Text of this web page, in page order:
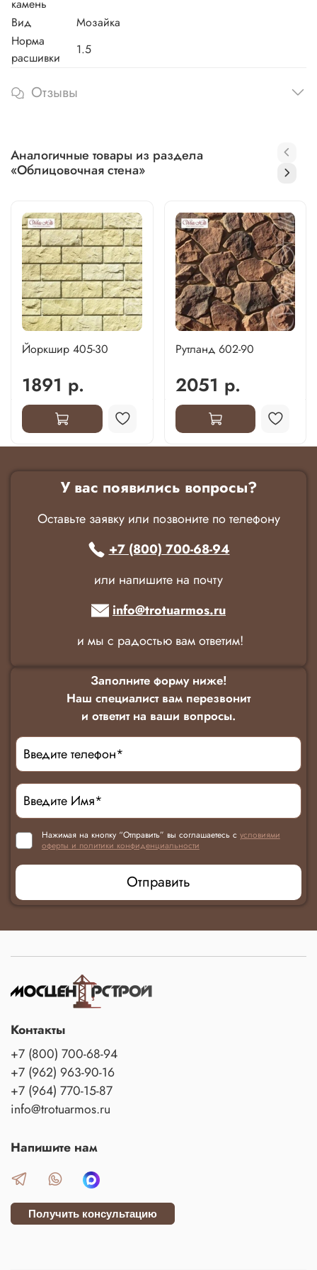
камень
Вид
Мозайка
Норма
расшивки
1.5
Отзывы
Аналогичные товары из раздела
«Облицовочная стена»
Йоркшир 405-30
1891 р.
Рутланд 602-90
2051 р.
У вас появились вопросы?
Оставьте заявку или позвоните по телефону
+7 (800) 700-68-94
или напишите на почту
info@trotuarmos.ru
и мы с радостью вам ответим!
Заполните форму ниже!
Наш специалист вам перезвонит
и ответит на ваши вопросы.
Нажимая на кнопку “Отправить” вы соглашаетесь с условиями
оферты и политики конфиденциальности
Отправить
Контакты
+7 (800) 700-68-94
+7 (962) 963-90-16
+7 (964) 770-15-87
info@trotuarmos.ru
Напишите нам
Получить консультацию